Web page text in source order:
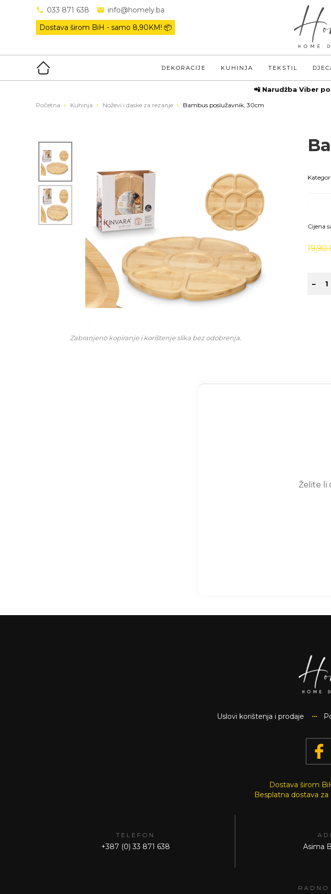
033 871 638
info@homely.ba
Dostava širom BiH - samo 8,90KM! 📦
DEKORACIJE KUHINJA TEKSTIL
📲 Narudžba Viber
Početna Kuhinja Noževi i daske za rezanje Bambus poslužavnik, 30cm
Zabranjeno kopiranje i korištenje slika bez odobrenja.
Cijena
19,90
–
Želite li
Uslovi korištenja i prodaje
Dostava širom
Besplatna dostava
TELEFON
+387 (0) 33 871 638 Asima
RADNO